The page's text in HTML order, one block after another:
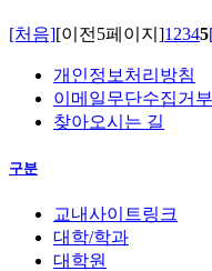
[처음][이전5페이지]1 2345
개인정보처리방침
이메일무단수집거부
찾아오시는 길
구분
교내사이트링크
대학/학과
대학원